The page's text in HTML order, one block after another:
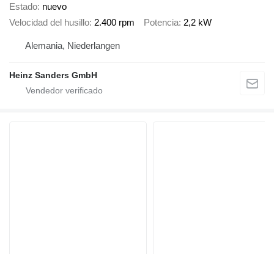
Estado nuevo
Velocidad del husillo 2.400 rpm Potencia 2,2 kW
Alemania, Niederlangen
Heinz Sanders GmbH